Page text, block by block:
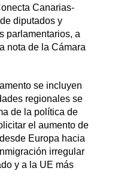
Canarias-
diputados y
parlamentarios, a
nota de la Cámara
se incluyen
regionales se
de la política de
el aumento de
Europa hacia
irregular
y a la UE más